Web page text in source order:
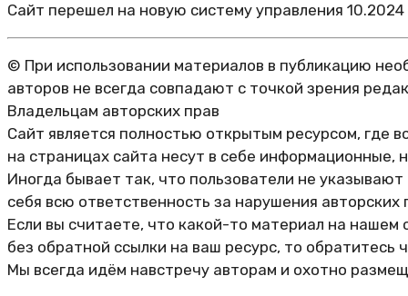
Сайт перешел на новую систему управления 10.2024
© При использовании материалов в публикацию
авторов не всегда совпадают с точкой зрения
Владельцам авторских прав
Сайт является полностью открытым ресурсом, где
на страницах сайта несут в себе информационные,
Иногда бывает так, что пользователи не
себя всю ответственность за нарушения авторских
Если вы считаете, что какой-то материал на
без обратной ссылки на ваш ресурс, то обратитесь
Мы всегда идём навстречу авторам и охотно